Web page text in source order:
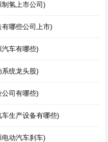
氢上市公司)
哪些公司上市)
车有哪些)
统龙头股)
司有哪些)
生产设备有哪些)
动汽车刹车)